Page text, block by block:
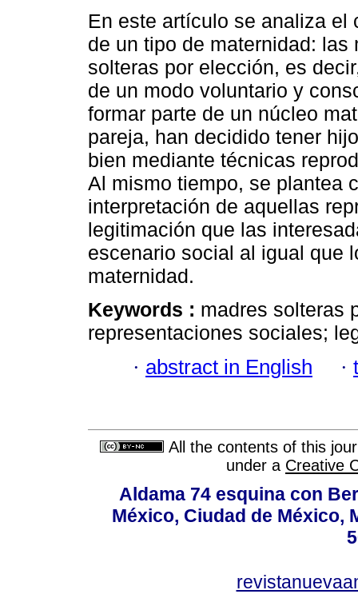
En este artículo se analiza el
de un tipo de maternidad: las
solteras por elección, es
de un modo voluntario y
formar parte de un núcleo
pareja, han decidido tener
bien mediante técnicas
Al mismo tiempo, se plantea
interpretación de aquellas
legitimación que las
escenario social al igual que
maternidad.
Keywords : madres solteras
representaciones sociales;
· abstract in English ·
All the contents of this
under a Creative
Aldama 74 esquina con
México, Ciudad de México,